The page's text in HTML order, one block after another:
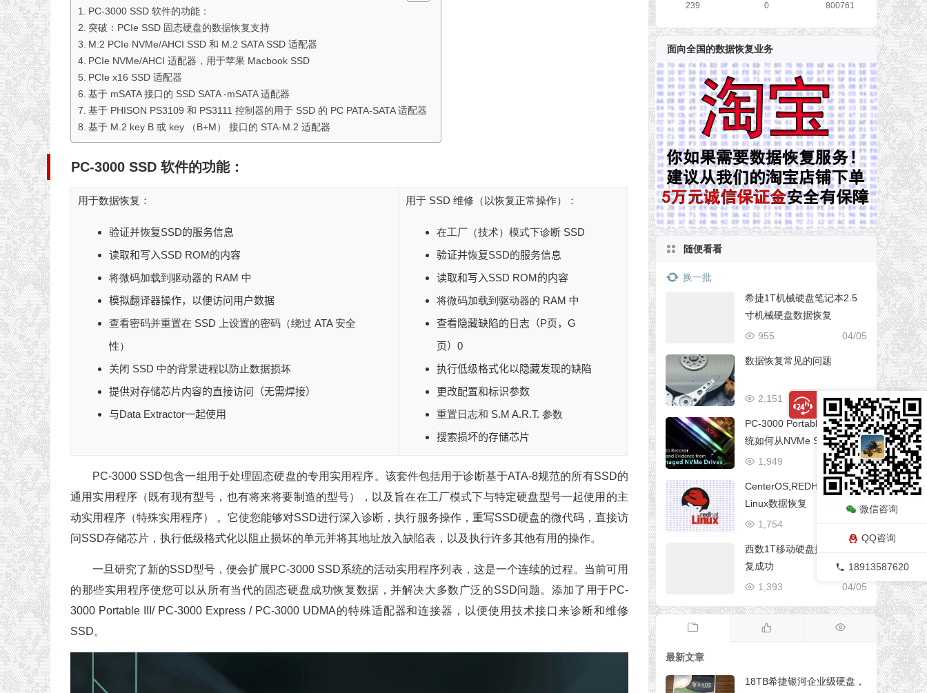
PC-3000 SSD 软件的功能：
突破：PCIe SSD 固态硬盘的数据恢复支持
M.2 PCIe NVMe/AHCI SSD 和 M.2 SATA SSD 适配器
PCIe NVMe/AHCI 适配器，用于苹果 Macbook SSD
PCIe x16 SSD 适配器
基于 mSATA 接口的 SSD SATA -mSATA 适配器
基于 PHISON PS3109 和 PS3111 控制器的用于 SSD 的 PC PATA-SATA 适配器
基于 M.2 key B 或 key （B+M） 接口的 STA-M.2 适配器
PC-3000 SSD 软件的功能：
用于数据恢复：
验证并恢复SSD的服务信息
读取和写入SSD ROM的内容
将微码加载到驱动器的 RAM 中
模拟翻译器操作，以便访问用户数据
查看密码并重置在 SSD 上设置的密码（绕过 ATA 安全
性）
关闭 SSD 中的背景进程以防止数据损坏
提供对存储芯片内容的直接访问（无需焊接）
与Data Extractor一起使用
用于 SSD 维修（以恢复正常操作）：
在工厂（技术）模式下诊断 SSD
验证并恢复SSD的服务信息
读取和写入SSD ROM的内容
将微码加载到驱动器的 RAM 中
查看隐藏缺陷的日志（P页，G
页）0
执行低级格式化以隐藏发现的缺陷
更改配置和标识参数
重置日志和 S.M A.R.T. 参数
搜索损坏的存储芯片
PC-3000 SSD包含一组用于处理固态硬盘的专用实用程序。该套件包括用于诊断基于ATA-8规范的所有SSD的
通用实用程序（既有现有型号，也有将来将要制造的型号），以及旨在在工厂模式下与特定硬盘型号一起使用的主
动实用程序（特殊实用程序） 。它使您能够对SSD进行深入诊断，执行服务操作，重写SSD硬盘的微代码，直接访
问SSD存储芯片，执行低级格式化以阻止损坏的单元并将其地址放入缺陷表，以及执行许多其他有用的操作。
一旦研究了新的SSD型号，便会扩展PC-3000 SSD系统的活动实用程序列表，这是一个连续的过程。当前可用
的那些实用程序使您可以从所有当代的固态硬盘成功恢复数据，并解决大多数广泛的SSD问题。添加了用于PC-
3000 Portable
/ PC-3000 Express / PC-3000 UDMA的特殊适配器和连接器，以便使用技术接口来诊断和维修
SSD。
239 0 800761
面向全国的数据恢复业务
随便看看
换一批
希捷1T机械硬盘笔记本2.5
寸机械硬盘数据恢复
04/05
955
数据恢复常见的问题
06/29
2,151
PC-3000 Portable III SSD系
统如何从NVMe SSD恢复数
据Silicon Motion系列（SM2
260，SM2263XT，HPH806
8）
06/29
1,949
CenterOS,REDHAT,Ubuntu,
Linux数据恢复
1,754
西数1T移动硬盘摔坏数据恢
复成功
04/05
1,393
最新文章
18TB希捷银河企业级硬盘，
微信咨询
QQ咨询
18913587620